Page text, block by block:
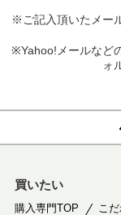
※ご記入頂いたメー
※Yahoo!メールなど
ォ
買いたい
購入専門TOP こ